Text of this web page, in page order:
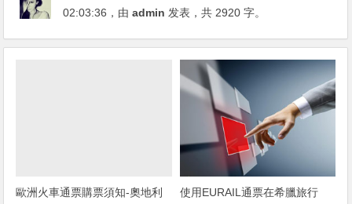
02:03:36 ，由admin 发表，共 2920 字。
歐洲火車通票購票須知-奧地利
使用EURAIL通票在希臘旅行